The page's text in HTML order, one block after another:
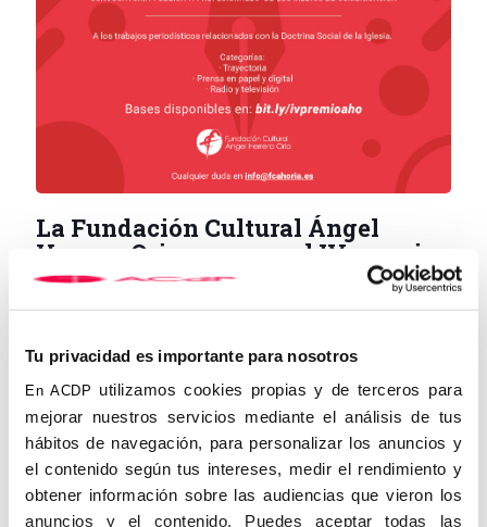
Tu privacidad es importante para nosotros
En ACDP utilizamos cookies propias y de terceros para
mejorar nuestros servicios mediante el análisis de tus
hábitos de navegación, para personalizar los anuncios y
el contenido según tus intereses, medir el rendimiento y
obtener información sobre las audiencias que vieron los
anuncios y el contenido. Puedes aceptar todas las
La Fundación Cultural Ángel
Herrera Oria convoca el IV premio
de periodismo Ángel Herrera Oria
19 de mayo de 2021
La Fundación Cultural Ángel Herrera Oria, obra de la Asociación
Periodismo Ángel Herrera Oria. El Premio tiene como
objetivo de reconocer y valorar el papel desempeñado por los
profesionales de los medios de comunicación en la difusión de
los valores de la Doctrina Social de la Iglesia, en cuanto a su